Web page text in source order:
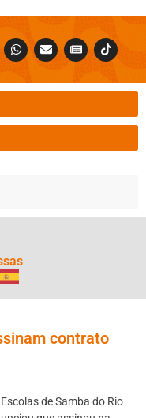
contrato
de Samba do Rio